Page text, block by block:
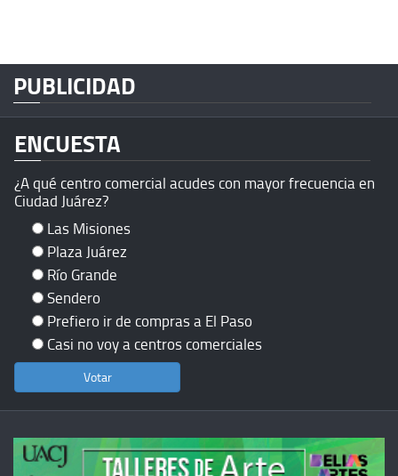
PUBLICIDAD
ENCUESTA
¿A qué centro comercial acudes con mayor frecuencia en
Ciudad Juárez?
Las Misiones
Plaza Juárez
Río Grande
Sendero
Prefiero ir de compras a El Paso
Casi no voy a centros comerciales